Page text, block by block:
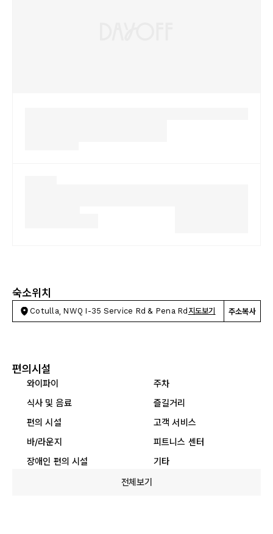
숙소위치
Cotulla, NWQ I-35 Service Rd & Pena Rd 지도보기 주소복사
편의시설
와이파이
주차
식사 및 음료
즐길거리
편의 시설
고객 서비스
바/라운지
피트니스 센터
장애인 편의 시설
기타
전체보기